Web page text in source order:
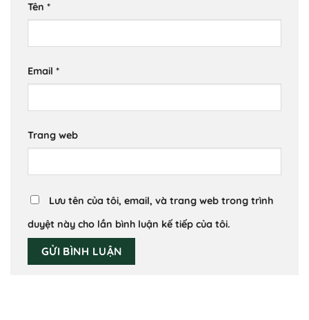
Tên *
Email *
Trang web
Lưu tên của tôi, email, và trang web trong trình
duyệt này cho lần bình luận kế tiếp của tôi.